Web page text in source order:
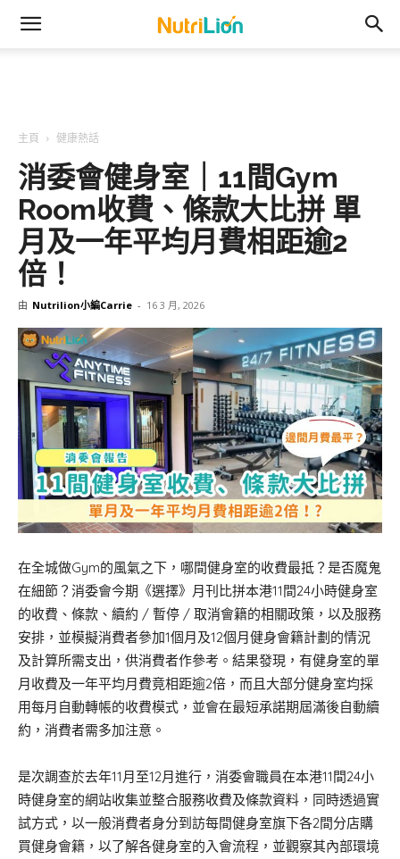
主頁 健康熱話
消委會健身室｜11間Gym
Room收費、條款大比拼 單
月及一年平均月費相距逾2
倍！
由 Nutrilion小編Carrie - 16 3 月, 2026
在全城做Gym的風氣之下，哪間健身室的收費最抵？是否魔鬼
在細節？消委會今期《選擇》月刊比拼本港11間24小時健身室
的收費、條款、續約 / 暫停 / 取消會籍的相關政策，以及服務
安排，並模擬消費者參加1個月及12個月健身會籍計劃的情況
及計算所需支出，供消費者作參考。結果發現，有健身室的單
月收費及一年平均月費竟相距逾2倍，而且大部分健身室均採
用每月自動轉帳的收費模式，並會在最短承諾期屆滿後自動續
約，消費者需多加注意。
是次調查於去年11月至12月進行，消委會職員在本港11間24小
時健身室的網站收集並整合服務收費及條款資料，同時透過實
試方式，以一般消費者身分到訪每間健身室旗下各2間分店購
買健身會籍，以了解各健身室的入會流程，並觀察其內部環境